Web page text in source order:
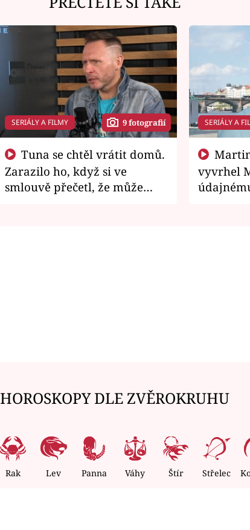
SERIÁLY A FILMY 9 fotografií
Zarazilo ho, když si ve
smlouvě přečetl, že může
SERIÁLY A
vyvrhel
HOROSKOPY DLE ZVĚROKRUHU
Rak Lev Panna Váhy Štír Střelec